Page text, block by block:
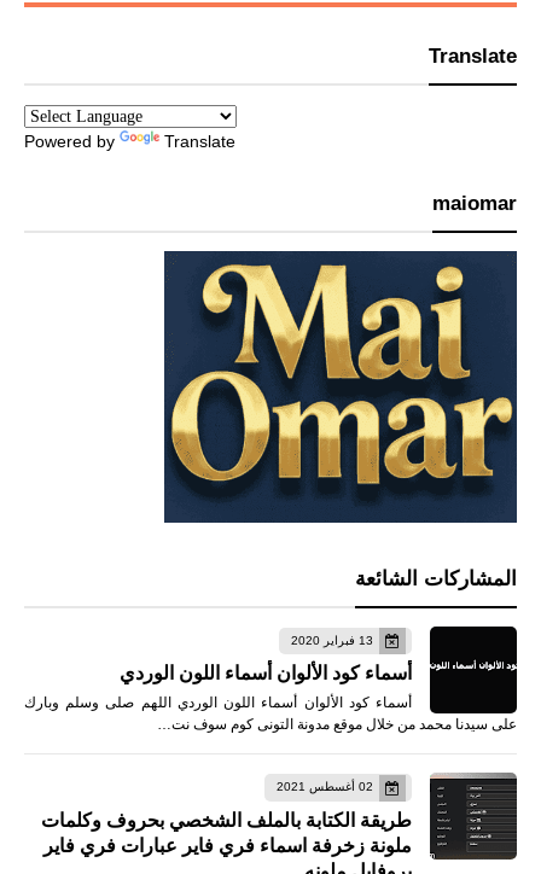
Translate
Powered by Translate
maiomar
المشاركات الشائعة
13 فبراير 2020
أسماء كود الألوان أسماء اللون الوردي
أسماء كود الألوان أسماء اللون الوردي اللهم صلى وسلم وبارك
على سيدنا محمد من خلال موقع مدونة التونى كوم سوف نت…
02 أغسطس 2021
طريقة الكتابة بالملف الشخصي بحروف وكلمات
ملونة زخرفة اسماء فري فاير عبارات فري فاير